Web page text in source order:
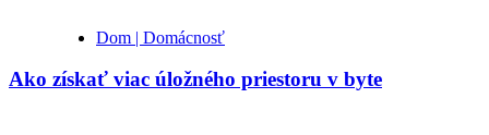
Dom | Domácnosť
Ako získať viac úložného priestoru v byte